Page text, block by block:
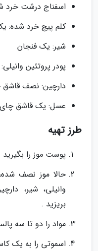
اسفناج درشت خرد
کلم پیچ خرد شده:
شیر: یک فنجان
پودر پروتئین
دارچین: نصف
عسل: یک قاشق
طرز تهیه
پوست موز را
حالا موز نصف
وانیلی، شیر،
بریزید .
مواد را دو تا سه
اسموتی را به یک